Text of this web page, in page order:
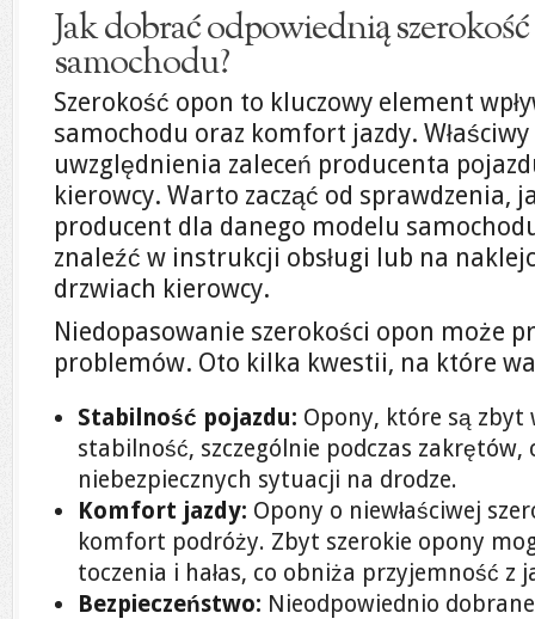
Jak dobrać odpowiednią
samochodu?
Szerokość opon to kluczowy element
samochodu oraz komfort jazdy.
uwzględnienia zaleceń producenta
kierowcy. Warto zacząć od sprawdzenia,
producent dla danego modelu
znaleźć w instrukcji obsługi lub na
drzwiach kierowcy.
Niedopasowanie szerokości opon może
problemów. Oto kilka kwestii, na które
Stabilność pojazdu: Opony, które są zbyt
stabilność, szczególnie podczas zakrętów,
niebezpiecznych sytuacji na drodze.
Komfort jazdy: Opony o niewłaściwej
komfort podróży. Zbyt szerokie opony
toczenia i hałas, co obniża przyjemność z
Bezpieczeństwo: Nieodpowiednio